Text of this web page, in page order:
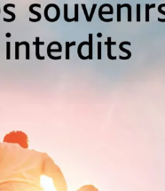
des souvenirs interdits
Christian Laborie